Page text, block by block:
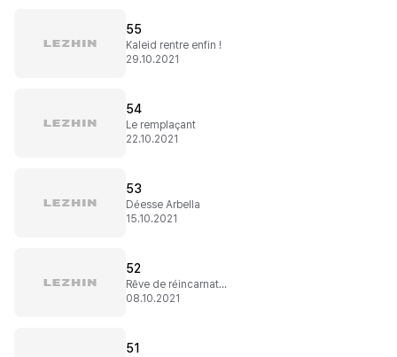
55
Kaleid rentre enfin !
29.10.2021
54
Le remplaçant
22.10.2021
53
Déesse Arbella
15.10.2021
52
Rêve de réincarnation
08.10.2021
51